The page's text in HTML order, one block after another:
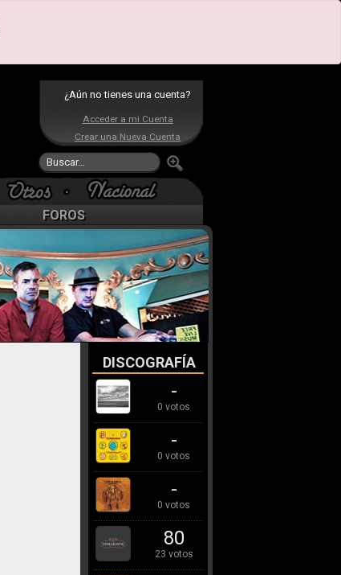
¿Aún no tienes una cuenta?
Acceder a mi Cuenta
Crear una Nueva Cuenta
FOROS
DISCOGRAFÍA
-
0 votos
-
0 votos
-
0 votos
80
23 votos